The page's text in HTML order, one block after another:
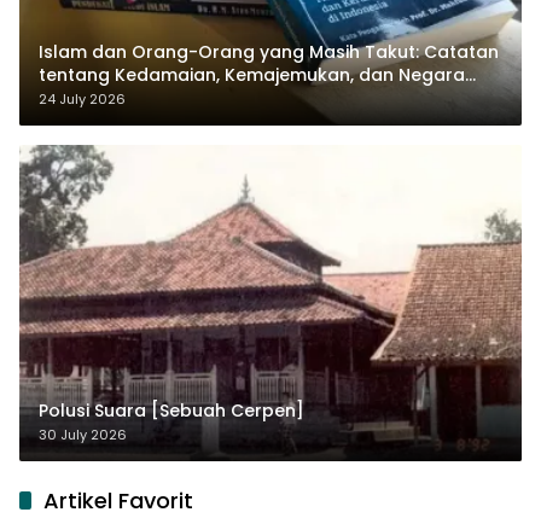
Islam dan Orang-Orang yang Masih Takut: Catatan
tentang Kedamaian, Kemajemukan, dan Negara
dalam Pemikiran Masykuri Abdillah
24 July 2026
Polusi Suara [Sebuah Cerpen]
30 July 2026
Artikel Favorit